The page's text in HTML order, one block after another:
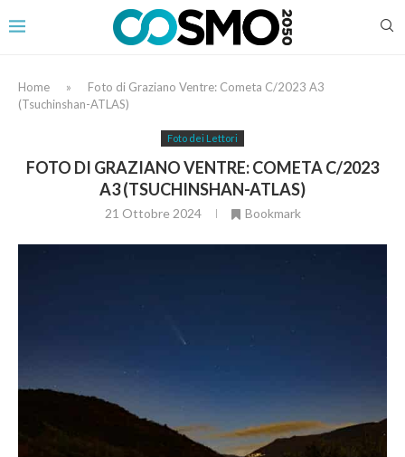
Home »
Foto di Graziano Ventre: Cometa C/2023 A3
(Tsuchinshan-ATLAS)
Foto dei Lettori
FOTO DI GRAZIANO VENTRE: COMETA C/2023
A3 (TSUCHINSHAN-ATLAS)
21 Ottobre 2024 Bookmark